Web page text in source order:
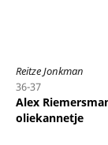
Reitze Jonkman
36-37
Alex
oliekannetje